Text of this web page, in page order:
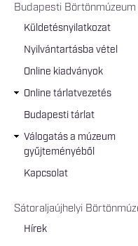
Budapesti Börtönmúzeum
Küldetésnyilatkozat
Nyilvántartásba vétel
Online kiadványok
Online tárlatvezetés
Budapesti tárlat
Válogatás a múzeum
gyűjteményéből
Kapcsolat
Sátoraljaújhelyi
Hírek